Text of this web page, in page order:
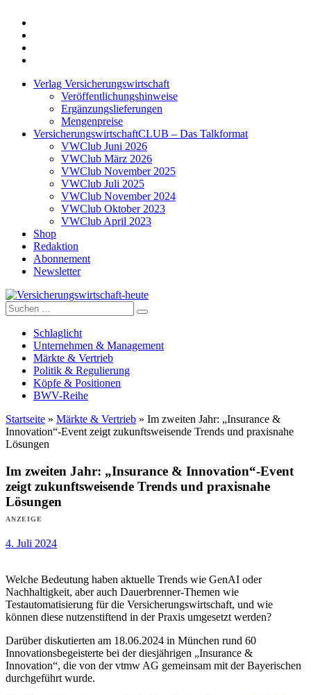
Verlag Versicherungswirtschaft
Veröffentlichungshinweise
Ergänzungslieferungen
Mengenpreise
VersicherungswirtschaftCLUB – Das Talkformat
VWClub Juni 2026
VWClub März 2026
VWClub November 2025
VWClub Juli 2025
VWClub November 2024
VWClub Oktober 2023
VWClub April 2023
Shop
Redaktion
Abonnement
Newsletter
Versicherungswirtschaft-heute
Suche
nach:
Schlaglicht
Unternehmen & Management
Märkte & Vertrieb
Politik & Regulierung
Köpfe & Positionen
BWV-Reihe
Startseite » Märkte & Vertrieb » Im zweiten Jahr: „Insurance &
Innovation“-Event zeigt zukunftsweisende Trends und praxisnahe
Lösungen
Im zweiten Jahr: „Insurance & Innovation“-Event
zeigt zukunftsweisende Trends und praxisnahe
Lösungen
ANZEIGE
4. Juli 2024
Welche Bedeutung haben aktuelle Trends wie GenAI oder
Nachhaltigkeit, aber auch Dauerbrenner-Themen wie
Testautomatisierung für die Versicherungswirtschaft, und wie
können diese nutzenstiftend in der Praxis umgesetzt werden?
Darüber diskutierten am 18.06.2024 in München rund 60
Innovationsbegeisterte bei der diesjährigen „Insurance &
Innovation“, die von der vtmw AG gemeinsam mit der Bayerischen
durchgeführt wurde.